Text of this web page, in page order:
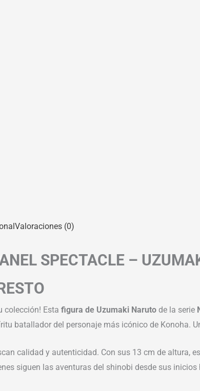
Valoraciones (0)
SPECTACLE –
colección! Esta figura de Uzumaki Naruto de la serie
batallador del personaje más icónico de Konoha.
calidad y autenticidad. Con sus 13 cm de
siguen las aventuras del shinobi desde sus inicios